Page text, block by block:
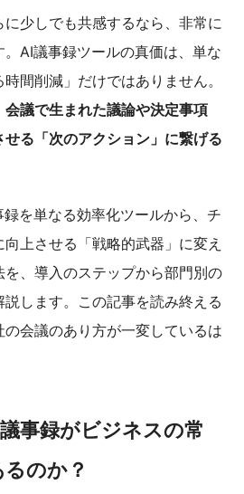
に少しでも共感するなら、非常に
。AI議事録ツールの真価は、単な
間削減」だけではありません。
会議で生まれた議論や決定事項
る「次のアクション」に繋げる
を単なる効率化ツールから、チ
上させる「戦略的武器」に変え
を、導入のステップから部門別の
します。この記事を読み終える
会議のあり方が一変しているは
事録がビジネスの常
のか？